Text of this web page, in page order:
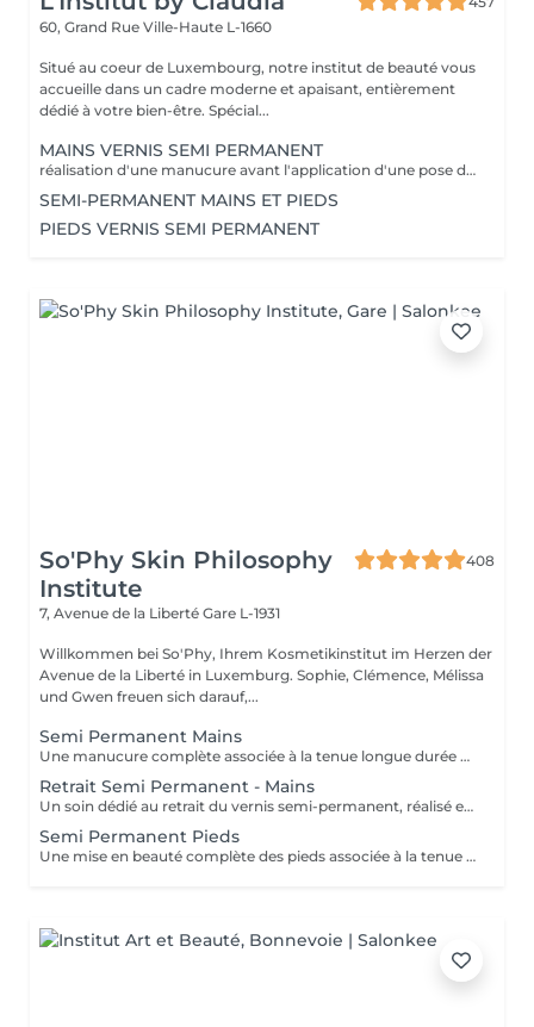
60, Grand Rue Ville-Haute L-1660
Situé au coeur de Luxembourg, notre institut de beauté vous
accueille dans un cadre moderne et apaisant, entièrement
dédié à votre bien-être. Spécial...
MAINS VERNIS SEMI PERMANENT
réalisation d'une manucure avant l'application d'une pose de vernis semi permanent tenue entre 2-3 semaines un supplément sera calculé pour la réalisation d'une french ou décor
SEMI-PERMANENT MAINS ET PIEDS
PIEDS VERNIS SEMI PERMANENT
So'Phy Skin Philosophy
Institute
408
7, Avenue de la Liberté Gare L-1931
Willkommen bei So'Phy, Ihrem Kosmetikinstitut im Herzen der
Avenue de la Liberté in Luxemburg. Sophie, Clémence, Mélissa
und Gwen freuen sich darauf,...
Semi Permanent Mains
Une manucure complète associée à la tenue longue durée du vernis semi-permanent. Le soin débute par une mise en beauté des ongles : limage, travail des cuticules et préparation de l'ongle naturel afin d'assurer un résultat net et durable. Le vernis semi-permanent est ensuite appliqué pour offrir une finition brillante, élégante et résistante dans le temps. Les ongles sont soignés, la tenue est optimale et le résultat reste impeccable pendant plusieurs semaines. Idéal pour allier esthétique, confort et praticité au quotidien.
Retrait Semi Permanent - Mains
Un soin dédié au retrait du vernis semi-permanent, réalisé en douceur afin de préserver la qualité de l'ongle naturel. Le retrait est suivi d'une mise en forme des ongles et d'un travail rapide des cuticules pour retrouver un résultat net et soigné. Une base protectrice est ensuite appliquée pour renforcer l'ongle, complétée par une huile nourrissante afin d'hydrater et sublimer les cuticules. Les ongles sont propres, soignés et protégés. Idéal pour faire une pause tout en prenant soin de ses ongles. Ce service est proposé uniquement pour le vernis semi-permanent réalisé à l'institut.
Semi Permanent Pieds
Une mise en beauté complète des pieds associée à la tenue longue durée du vernis semi-permanent. Le soin débute par la préparation des ongles : travail des cuticules, limage et soin des zones de callosités si nécessaire, afin d'obtenir un résultat net et soigné. Le vernis semi-permanent est ensuite appliqué pour offrir une finition brillante, élégante et résistante dans le temps. Les pieds sont parfaitement soignés, le résultat est durable et reste impeccable pendant plusieurs semaines. Idéal pour des pieds nets, confortables et élégants au quotidien.